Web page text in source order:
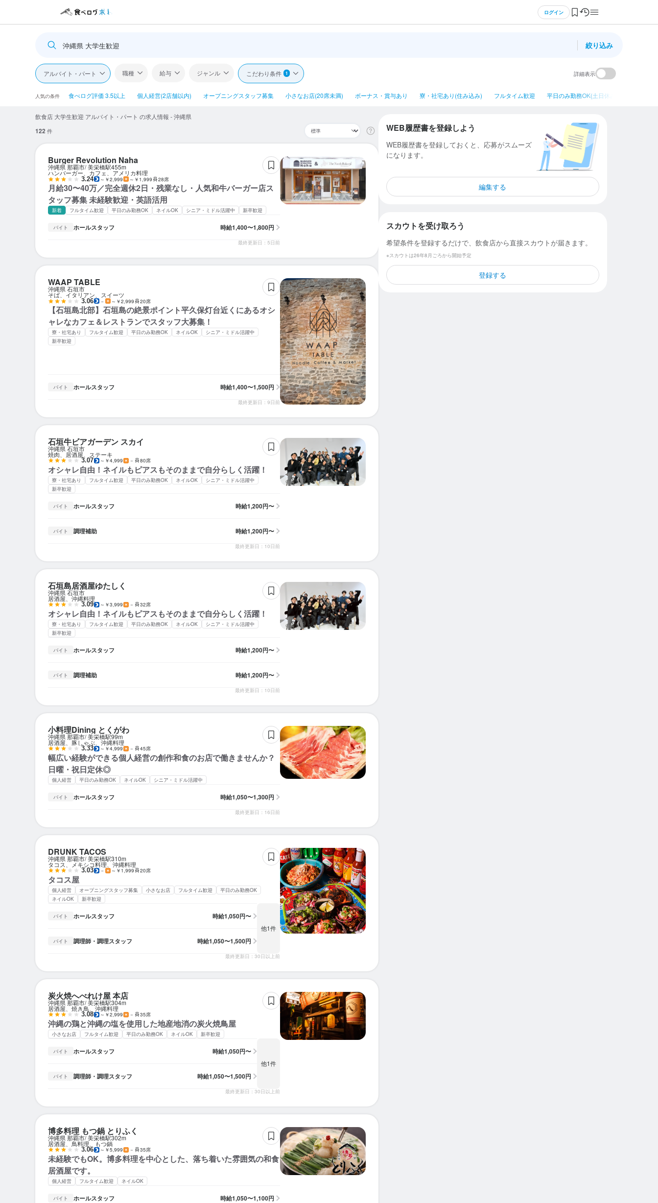
ログイン
沖縄県 大学生歓迎 絞り込み
アルバイト・パート 職種 給与 ジャンル こだわり条件 1 詳細表示
人気の条件 食べログ評価 3.5以上 個人経営(2店舗以内) オープニングスタッフ募集 小さなお店(20席未満) ボーナス・賞与あり 寮・社宅あり(住み込み) フルタイム歓迎 平日のみ勤務OK(土日休み)
飲食店 大学生歓迎 アルバイト・パート の求人情報 - 沖縄県
122 件
Burger Revolution Naha
沖縄県 那覇市 美栄橋駅455m
ハンバーガー、カフェ、アメリカ料理
3.24 ～￥2,999 ～￥1,999 28席
月給30〜40万／完全週休2日・残業なし・人気和牛バーガー店ス
タッフ募集 未経験歓迎・英語活用
新着 フルタイム歓迎 平日のみ勤務OK ネイルOK シニア・ミドル活躍中 新卒歓迎
バイト ホールスタッフ 時給1,400〜1,800円
最終更新日：5日前
WAAP TABLE
沖縄県 石垣市
そば、イタリアン、スイーツ
3.06 － ～￥2,999 20席
【石垣島北部】石垣島の絶景ポイント平久保灯台近くにあるオシ
ャレなカフェ＆レストランでスタッフ大募集！
寮・社宅あり フルタイム歓迎 平日のみ勤務OK ネイルOK
シニア・ミドル活躍中
新卒歓迎
バイト ホールスタッフ 時給1,400〜1,500円
最終更新日：9日前
石垣牛ビアガーデン スカイ
沖縄県 石垣市
焼肉、居酒屋、ステーキ
3.07 ～￥4,999 － 80席
オシャレ自由！ネイルもピアスもそのままで自分らしく活躍！
寮・社宅あり フルタイム歓迎 平日のみ勤務OK ネイルOK
シニア・ミドル活躍中
新卒歓迎
バイト ホールスタッフ 時給1,200円〜
バイト 調理補助 時給1,200円〜
最終更新日：10日前
石垣島居酒屋ゆたしく
沖縄県 石垣市
居酒屋、沖縄料理
3.09 ～￥3,999 － 32席
オシャレ自由！ネイルもピアスもそのままで自分らしく活躍！
寮・社宅あり フルタイム歓迎 平日のみ勤務OK ネイルOK
シニア・ミドル活躍中
新卒歓迎
バイト ホールスタッフ 時給1,200円〜
バイト 調理補助 時給1,200円〜
最終更新日：10日前
小料理Dining とくがわ
沖縄県 那覇市 美栄橋駅99m
居酒屋、豚しゃぶ、沖縄料理
3.33 ～￥4,999 － 45席
幅広い経験ができる個人経営の創作和食のお店で働きませんか？
日曜・祝日定休◎
個人経営 平日のみ勤務OK ネイルOK シニア・ミドル活躍中
バイト ホールスタッフ 時給1,050〜1,300円
最終更新日：16日前
DRUNK TACOS
沖縄県 那覇市 美栄橋駅310m
タコス、メキシコ料理、沖縄料理
3.03 － ～￥1,999 20席
タコス屋
個人経営 オープニングスタッフ募集 小さなお店 フルタイム歓迎
平日のみ勤務OK
ネイルOK
新卒歓迎
バイト ホールスタッフ 時給1,050円〜
バイト 調理師・調理スタッフ 時給1,050〜1,500円
他1件
最終更新日：30日以上前
炭火焼へべれけ屋 本店
沖縄県 那覇市 美栄橋駅304m
居酒屋、焼き鳥、沖縄料理
3.08 ～￥2,999 － 35席
沖縄の鶏と沖縄の塩を使用した地産地消の炭火焼鳥屋
小さなお店 フルタイム歓迎 平日のみ勤務OK ネイルOK 新卒歓迎
バイト ホールスタッフ 時給1,050円〜
バイト 調理師・調理スタッフ 時給1,050〜1,500円
他1件
最終更新日：30日以上前
博多料理 もつ鍋 とりふく
沖縄県 那覇市 美栄橋駅302m
居酒屋、鳥料理、もつ鍋
3.06 ～￥5,999 － 35席
未経験でもOK。博多料理を中心とした、落ち着いた雰囲気の和食
居酒屋です。
個人経営 フルタイム歓迎 ネイルOK
バイト ホールスタッフ 時給1,050〜1,100円
WEB履歴書を登録しよう
WEB履歴書を登録しておくと、応募がスムーズ
になります。
編集する
スカウトを受け取ろう
希望条件を登録するだけで、飲食店から直接スカウトが届きます。
※スカウトは26年8月ごろから開始予定
登録する
求人を選択する
ホールスタッフ 時給：
求人を選択する
ホールスタッフ 時給：
求人を選択する
ホールスタッフ
バイト 調理補助
求人を選択する
ホールスタッフ
バイト 調理補助
求人を選択する
ホールスタッフ 時給：
求人を選択する
ホールスタッフ
バイト 調理師・調理スタッフ 時給：
求人を選択する
ホールスタッフ
バイト 調理師・調理スタッフ 時給：
求人を選択する
ホールスタッフ 時給：
求人を選択する
ホールスタッフ 時給：
求人を選択する
ホールスタッフ 時給：
求人を選択する
ホールスタッフ
バイト 皿洗い
求人を選択する
ホールスタッフ 時給：
バイト 調理師・調理スタッフ 時給：
求人を選択する
皿洗い
求人を選択する
ホールスタッフ 時給：
求人を選択する
ホールスタッフ 時給：
バイト ホールスタッフ
求人を選択する
調理補助 時給：
求人を選択する
ホールスタッフ 時給：
バイト ホールスタッフ 時給：
求人を選択する
ホールスタッフ 時給：
バイト 調理師・調理スタッフ 時給：
求人を選択する
ホールスタッフ 時給：
バイト 調理師・調理スタッフ 時給：
求人を選択する
ホールスタッフ 時給：